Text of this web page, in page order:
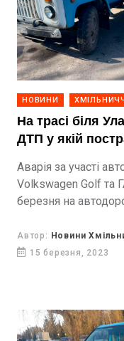
НОВИНИ
На трасі біля
ДТП у якій
Аварія за участі
Volkswagen Golf та
березня на
дорожньо-
тілесні
Автор: Новини
15 березня, 2023